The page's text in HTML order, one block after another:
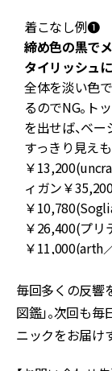
着こなし例❶
締め色の黒で
タイリッシュに
全体を淡い色
るのでNG。ト
を出せば、ベ
すっきり見え
￥
ィガン￥
￥
￥26,400(プリ
￥11,000(arth
毎回多くの反響
図鑑」。次回も
ニックをお届け